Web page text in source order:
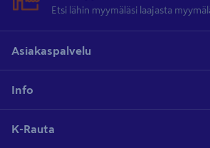
Etsi lähin myymäläsi laajasta
Asiakaspalvelu
Info
K-Rauta